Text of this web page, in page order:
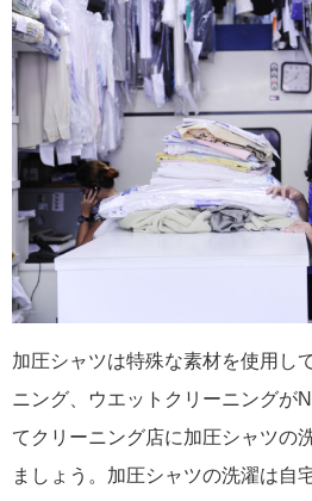
加圧シャツは特殊な素材を使用し
ニング、ウエットクリーニングが
てクリーニング店に加圧シャツの
ましょう。加圧シャツの洗濯は自